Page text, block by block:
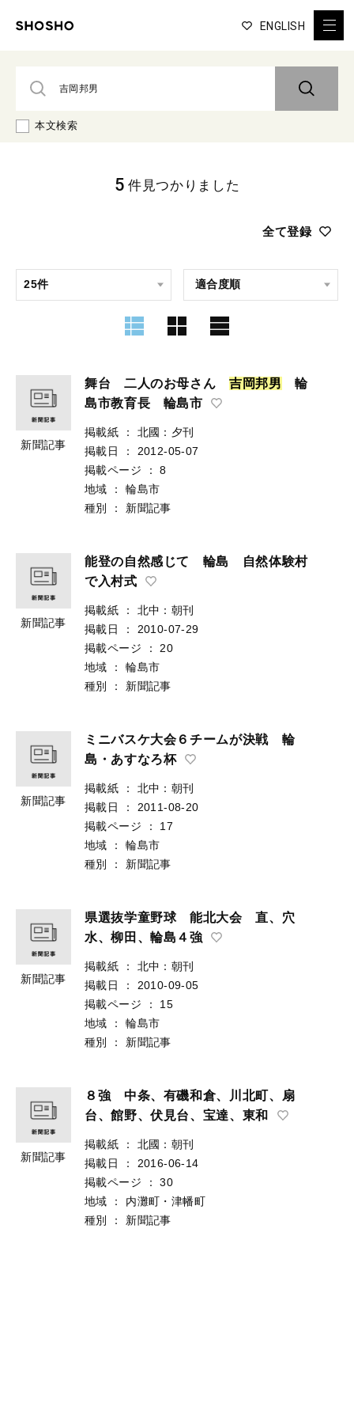
ENGLISH
本文検索
全て登録
5 件見つかりました
新聞記事
舞台 二人のお母さん吉 岡邦男 輪
島市教育長 輪島市
掲載紙 ：
北國：夕刊
掲載日
：
2012-05-07
掲載ページ
：
8
地域
：
輪島市
種別
： 新聞記事
新聞記事
能登の自然感じて 輪島 自然体験村
で入村式
掲載紙 ：
北中：朝刊
掲載日
：
2010-07-29
掲載ページ
：
20
地域
：
輪島市
種別
： 新聞記事
新聞記事
ミニバスケ大会６チームが決戦 輪
島・あすなろ杯
掲載紙 ：
北中：朝刊
掲載日
：
2011-08-20
掲載ページ
：
17
地域
：
輪島市
種別
： 新聞記事
新聞記事
県選抜学童野球 能北大会 直、穴
水、柳田、輪島４強
掲載紙 ：
北中：朝刊
掲載日
：
2010-09-05
掲載ページ
：
15
地域
：
輪島市
種別
： 新聞記事
新聞記事
８強 中条、有磯和倉、川北町、扇
台、館野、伏見台、宝達、東和
掲載紙 ：
北國：朝刊
掲載日
：
2016-06-14
掲載ページ
：
30
地域
：
内灘町・津幡町
種別
： 新聞記事